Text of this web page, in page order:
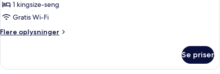
suite
-
soveværelse
1 kingsize-seng
Gratis Wi-Fi
Flere oplysninger
Flere
suite
Se priser